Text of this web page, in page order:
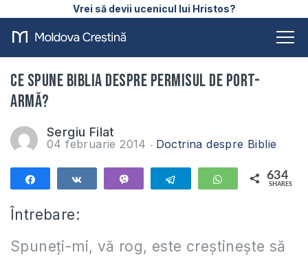
Vrei să devii ucenicul lui Hristos?
Ce spune Biblia despre permisul de port-
armă?
Sergiu Filat
04 februarie 2014 Doctrina despre Biblie
Telegram WhatsApp
634
SHARES
Întrebare:
Spuneți-mi, vă rog, este creștinește să